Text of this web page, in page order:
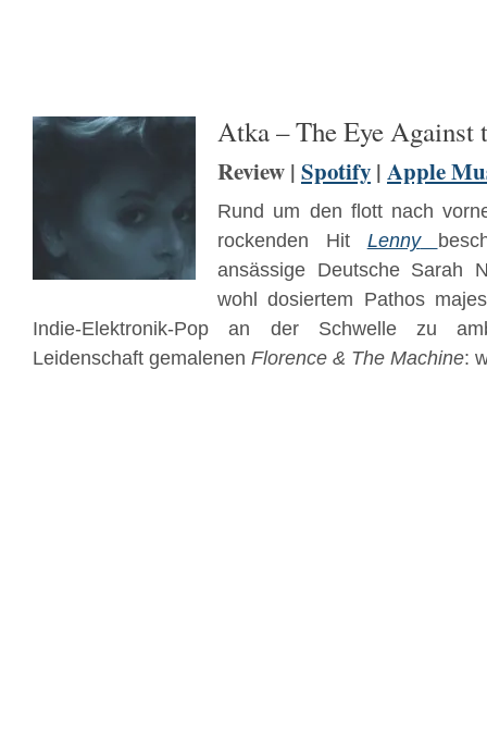
Atka – The Eye Against
Review | Spotify | Apple
Rund um den flott nach
rockenden Hit Lenny
ansässige Deutsche Sarah
wohl dosiertem Pathos
Indie-Elektronik-Pop an der Schwelle zu
Leidenschaft gemalenen Florence & The Machine: